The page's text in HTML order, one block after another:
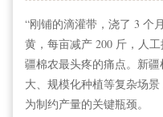
“刚铺的滴灌带，浇了 3 个
黄，每亩减产 200 斤，人
疆棉农最头疼的痛点。新
大、规模化种植等复杂场
为制约产量的关键瓶颈。